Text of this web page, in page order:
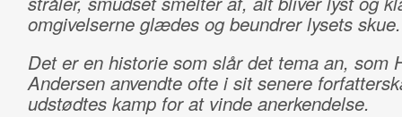
omgivelserne glædes og beundrer lysets skue.
Det er en historie som slår det tema an, som
Andersen anvendte ofte i sit senere
udstødtes kamp for at vinde anerkendelse.